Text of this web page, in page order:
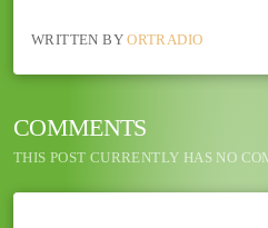
WRITTEN BYORTRADIO
COMMENTS
THIS POST CURRENTLY HAS NO